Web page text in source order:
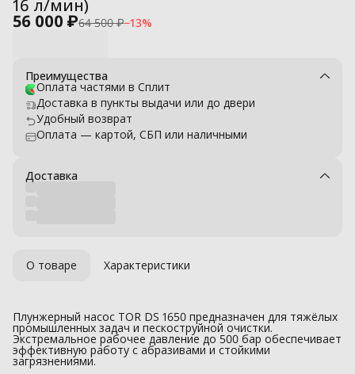
16 л/мин)
56 000 ₽64 500 ₽−13%
Преимущества
Оплата частями в Сплит
Доставка в пункты выдачи или до двери
Удобный возврат
Оплата — картой, СБП или наличными
Доставка
О товаре Характеристики
Плунжерный насос TOR DS 1650 предназначен для тяжёлых
промышленных задач и пескоструйной очистки.
Экстремальное рабочее давление до 500 бар обеспечивает
эффективную работу с абразивами и стойкими
загрязнениями.